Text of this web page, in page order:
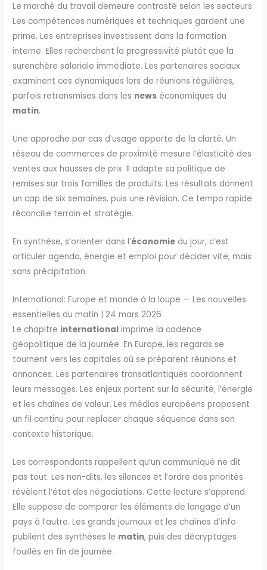
Le marché du travail demeure contrasté selon les secteurs.
Les compétences numériques et techniques gardent une
prime. Les entreprises investissent dans la formation
interne. Elles recherchent la progressivité plutôt que la
surenchère salariale immédiate. Les partenaires sociaux
examinent ces dynamiques lors de réunions régulières,
parfois retransmises dans les news économiques du
matin.
Une approche par cas d’usage apporte de la clarté. Un
réseau de commerces de proximité mesure l’élasticité des
ventes aux hausses de prix. Il adapte sa politique de
remises sur trois familles de produits. Les résultats donnent
un cap de six semaines, puis une révision. Ce tempo rapide
réconcilie terrain et stratégie.
En synthèse, s’orienter dans l’économie du jour, c’est
articuler agenda, énergie et emploi pour décider vite, mais
sans précipitation.
International: Europe et monde à la loupe — Les nouvelles
essentielles du matin | 24 mars 2026
Le chapitre international imprime la cadence
géopolitique de la journée. En Europe, les regards se
tournent vers les capitales où se préparent réunions et
annonces. Les partenaires transatlantiques coordonnent
leurs messages. Les enjeux portent sur la sécurité, l’énergie
et les chaînes de valeur. Les médias européens proposent
un fil continu pour replacer chaque séquence dans son
contexte historique.
Les correspondants rappellent qu’un communiqué ne dit
pas tout. Les non-dits, les silences et l’ordre des priorités
révèlent l’état des négociations. Cette lecture s’apprend.
Elle suppose de comparer les éléments de langage d’un
pays à l’autre. Les grands journaux et les chaînes d’info
publient des synthèses le matin, puis des décryptages
fouillés en fin de journée.